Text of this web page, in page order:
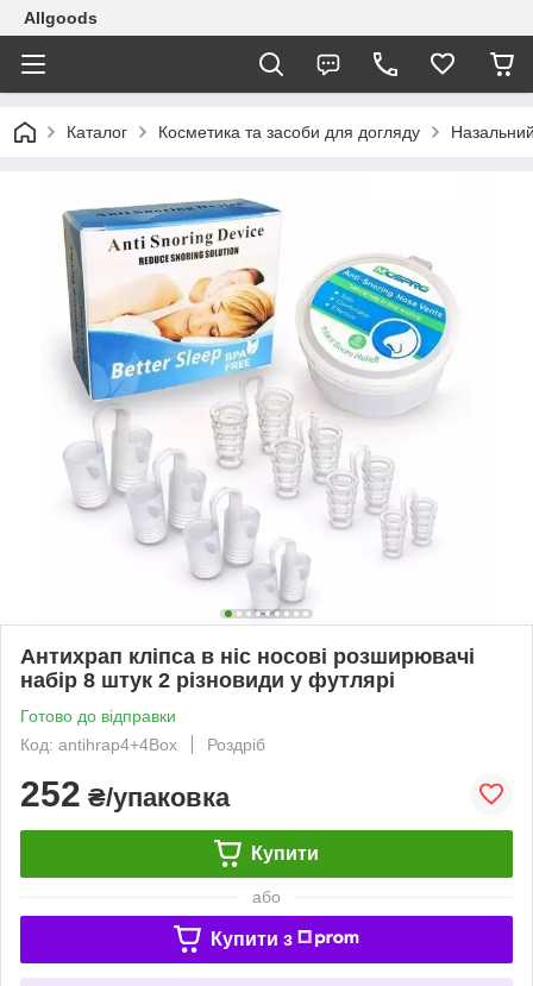
Allgoods
Каталог Косметика та засоби для догляду
Антихрап кліпса в ніс носові розширювачі
набір 8 штук 2 різновиди у футлярі
Готово до відправки
Код: antihrap4+4Box
Роздріб
252 ₴/упаковка
Купити
або
Купити з